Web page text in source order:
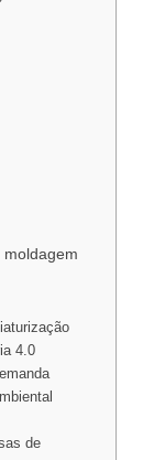
4.0
de